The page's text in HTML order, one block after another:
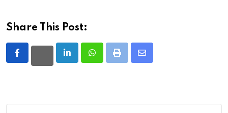
Share This Post:
LinkedInWhatsappPrint
Share